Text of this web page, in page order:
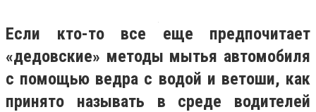
Если кто-то все еще предпочитает
«дедовские» методы мытья автомобиля
с помощью ведра с водой и ветоши, как
принято называть в среде водителей